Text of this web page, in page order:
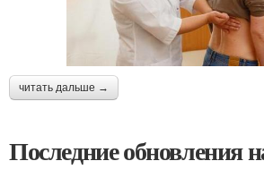
читать дальше →
Последние обновления